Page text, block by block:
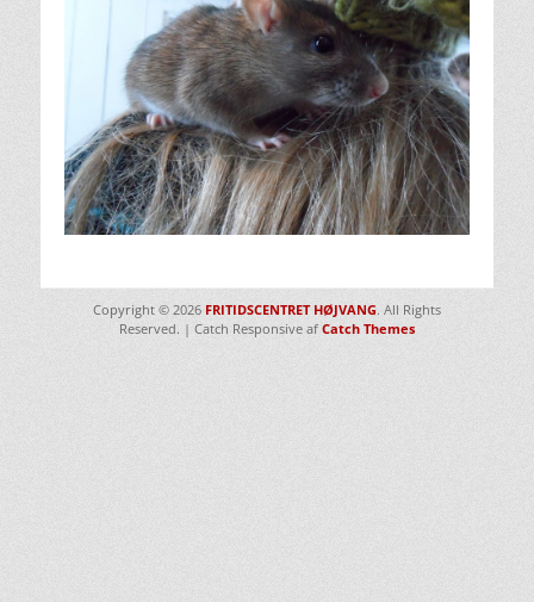
Copyright © 2026 FRITIDSCENTRET HØJVANG. All Rights
Reserved. | Catch Responsive af Catch Themes